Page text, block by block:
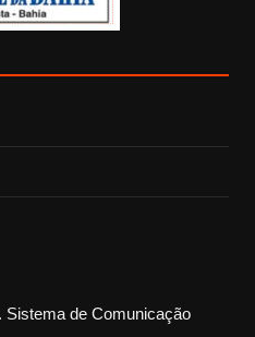
Sistema de Comunicação